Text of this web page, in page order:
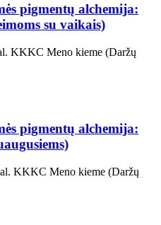
pigmentų alchemija:
su vaikais)
KKKC Meno kieme (Daržų
pigmentų alchemija:
KKKC Meno kieme (Daržų